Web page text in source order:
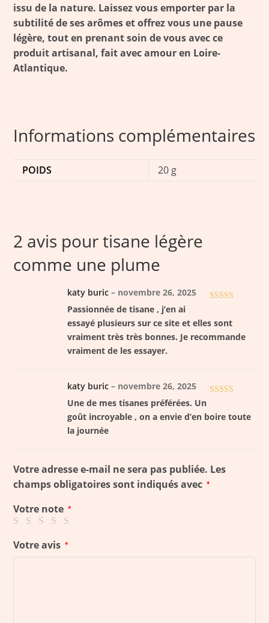
issu de la nature. Laissez vous emporter par la
subtilité de ses arômes et offrez vous une pause
légère, tout en prenant soin de vous avec ce
produit artisanal, fait avec amour en Loire-
Atlantique.
Informations complémentaires
POIDS 20 g
2 avis pourtisane légère
comme une plume
katy buric– novembre 26, 2025
Passionnée de tisane , j’en ai
essayé plusieurs sur ce site et elles sont
vraiment très très bonnes. Je recommande
vraiment de les essayer.
katy buric– novembre 26, 2025
Une de mes tisanes préférées. Un
goût incroyable , on a envie d’en boire toute
la journée
Votre adresse e-mail ne sera pas publiée. Les
champs obligatoires sont indiqués avec *
Votre note *
Votre avis *